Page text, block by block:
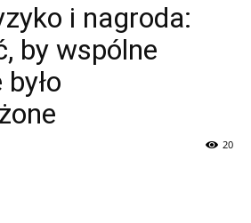
i nagroda:
by wspólne
20